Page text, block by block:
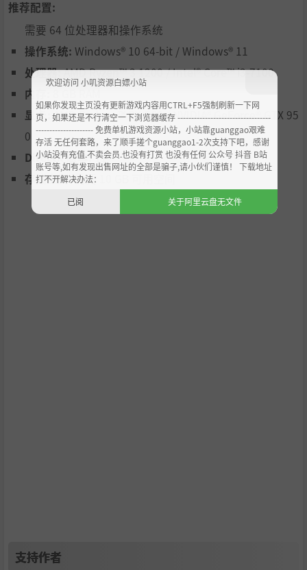
斗结束後爬起来希望加入队伍。
并且还能将纳为伙伴的怪物组合配种，孕育出全新的怪物。
将许多怪物纳为伙伴，创造只属於自己的队伍吧！
◆包含家机版的新增内容！
Steam®版附带家机版的新增下载内容“回忆的鼹鼠迷宫”、
“虾师傅的修练迷宫”和“时之无限宝箱”。积极活用这些
内容，让冒险更加有利！
◆与其他玩家的队伍切蹉！
在连接功能之一的“快速连战”中，可以使用报名的队伍与
30位其他怪物大师的队伍数据进行自动战斗。
还有每日一次的奖励，可以获得提升伙伴怪物能力值的道
具，以及有机会将战胜对手队伍中的怪物（B级以下）纳为
推荐配置:
需要 64 位处理器和操作系统
操作系统: Windows® 10 64-bit / Windows® 11
处理器:AMD Ryzen™ 3 1200 / Intel® Core™ i3-7100
内存:
显卡: AMD Radeon™ RX 560 / NVIDIA® GeForce® GTX 95
0
DirectX 版本:11
存储空间:需要 10 GB 可用空间
支持作者
欢迎访问 小叽资源白嫖小站
如果你发现主页没有更新游戏内容用CTRL+F5强制刷新一下网
页，如果还是不行清空一下浏览器缓存 ----------------------------------
--------------------- 免费单机游戏资源小站，小站靠guanggao艰难
存活 无任何套路，来了顺手搓个guanggao1-2次支持下吧，感谢
小站没有充值.不卖会员.也没有打赏 也没有任何 公众号 抖音 B站
账号等,如有发现出售网址的全部是骗子,请小伙们谨慎！ 下载地址
打不开解决办法：
已阅
关于阿里云盘无文件